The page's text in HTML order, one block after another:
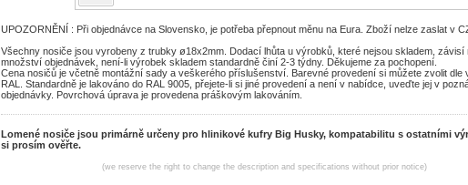
UPOZORNĚNÍ : Při objednávce na Slovensko, je potřeba přepnout měnu na Eura. Zboží nelze zaslat v
Všechny nosiče jsou vyrobeny z trubky ø18x2mm. Dodací lhůta u výrobků, které nejsou skladem, závisí
množství objednávek, není-li výrobek skladem standardně činí 2-3 týdny. Děkujeme za pochopení.
Cena nosičů je včetně montážní sady a veškerého příslušenství. Barevné provedení si můžete zvolit dle
RAL. Standardně je lakováno do RAL 9005, přejete-li si jiné provedení a není v nabídce, uveďte jej v
objednávky. Povrchová úprava je provedena práškovým lakováním.
Lomené nosiče jsou primárně určeny pro hlinikové kufry Big Husky, kompatabilitu s ostatními
si prosím ověřte.
(we reserve the right to change the description and specifications without prior notice)